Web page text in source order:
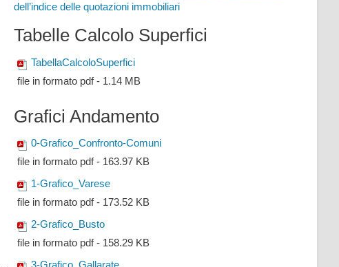
dell’indice delle quotazioni immobiliari
Tabelle Calcolo Superfici
TabellaCalcoloSuperfici
file in formato pdf - 1.14 MB
Grafici Andamento
0-Grafico_Confronto-Comuni
file in formato pdf - 163.97 KB
1-Grafico_Varese
file in formato pdf - 173.52 KB
2-Grafico_Busto
file in formato pdf - 158.29 KB